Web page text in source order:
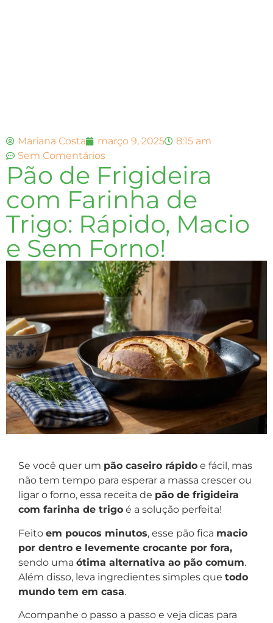
Mariana Costa março 9, 2025
8:15 am
Sem Comentários
Pão de Frigideira
com Farinha de
Trigo: Rápido, Macio
e Sem Forno!
Se você quer um pão caseiro rápido e fácil, mas
não tem tempo para esperar a massa crescer ou
ligar o forno, essa receita de pão de frigideira
com farinha de trigo é a solução perfeita!
Feito em poucos minutos, esse pão fica macio
por dentro e levemente crocante por fora,
sendo uma ótima alternativa ao pão comum.
Além disso, leva ingredientes simples que todo
mundo tem em casa.
Acompanhe o passo a passo e veja dicas para